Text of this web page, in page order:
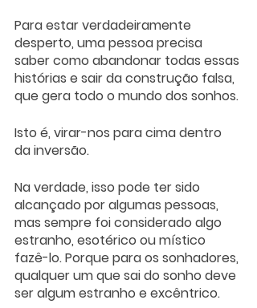
Para estar verdadeiramente
desperto, uma pessoa precisa
saber como abandonar todas essas
histórias e sair da construção falsa,
que gera todo o mundo dos sonhos.
Isto é, virar-nos para cima dentro
da inversão.
Na verdade, isso pode ter sido
alcançado por algumas pessoas,
mas sempre foi considerado algo
estranho, esotérico ou místico
fazê-lo. Porque para os sonhadores,
qualquer um que sai do sonho deve
ser algum estranho e excêntrico.